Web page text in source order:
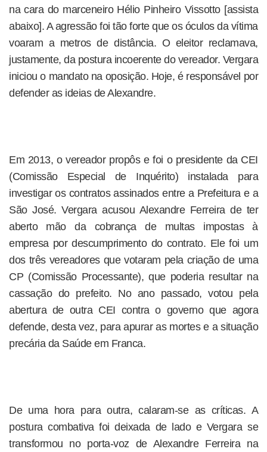
na cara do marceneiro Hélio Pinheiro Vissotto [assista
abaixo]. A agressão foi tão forte que os óculos da vítima
voaram a metros de distância. O eleitor reclamava,
justamente, da postura incoerente do vereador. Vergara
iniciou o mandato na oposição. Hoje, é responsável por
defender as ideias de Alexandre.
Em 2013, o vereador propôs e foi o presidente da CEI
(Comissão Especial de Inquérito) instalada para
investigar os contratos assinados entre a Prefeitura e a
São José. Vergara acusou Alexandre Ferreira de ter
aberto mão da cobrança de multas impostas à
empresa por descumprimento do contrato. Ele foi um
dos três vereadores que votaram pela criação de uma
CP (Comissão Processante), que poderia resultar na
cassação do prefeito. No ano passado, votou pela
abertura de outra CEI contra o governo que agora
defende, desta vez, para apurar as mortes e a situação
precária da Saúde em Franca.
De uma hora para outra, calaram-se as críticas. A
postura combativa foi deixada de lado e Vergara se
transformou no porta-voz de Alexandre Ferreira na